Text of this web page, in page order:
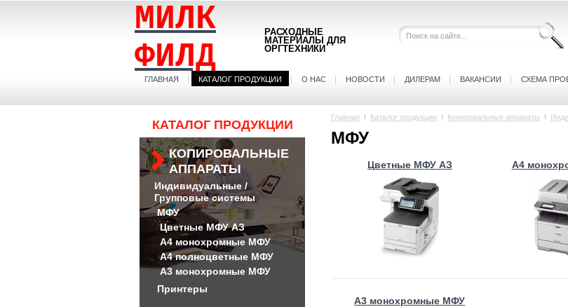
МИЛК
ФИЛД
РАСХОДНЫЕ
МАТЕРИАЛЫ ДЛЯ
ОРГТЕХНИКИ
ГЛАВНАЯ КАТАЛОГ ПРОДУКЦИИ О НАС НОВОСТИ ДИЛЕРАМ ВАКАНСИИ СХЕМА
КАТАЛОГ ПРОДУКЦИИ
КОПИРОВАЛЬНЫЕ
АППАРАТЫ
Индивидуальные /
Групповые системы
МФУ
Цветные МФУ АЗ
А4 монохромные МФУ
А4 полноцветные МФУ
А3 монохромные МФУ
Принтеры
Главная Каталог продукции Копировальные аппараты
МФУ
Цветные МФУ АЗ А4
А3 монохромные МФУ